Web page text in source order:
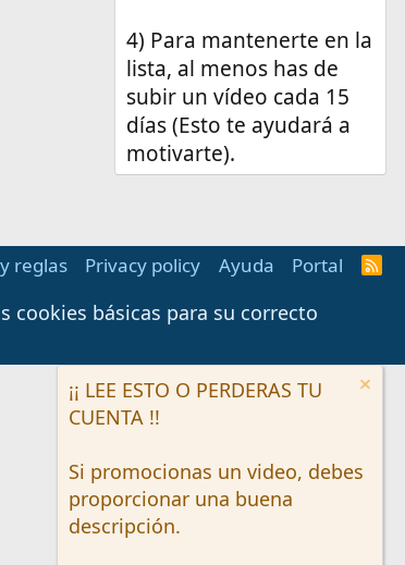
4) Para mantenerte en la
lista, al menos has de
subir un vídeo cada 15
días (Esto te ayudará a
motivarte).
reglas Privacy policy Ayuda Portal
R
cookies básicas para su correcto
¡¡ LEE ESTO O PERDERAS TU
CUENTA !!
Si promocionas un video, debes
proporcionar una buena
descripción.